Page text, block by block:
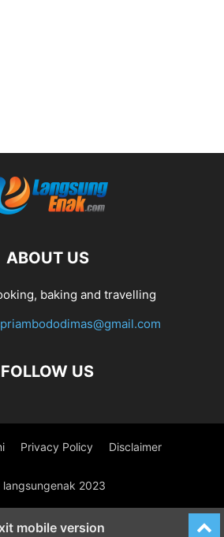
ABOUT US
baking and travelling
priambododimas@gmail.com
FOLLOW US
Privacy Policy Disclaimer
2023
mobile version